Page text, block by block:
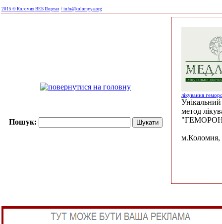
2015 © Коломия ВЕБ Портал / info@kolomyya.org
Пошук:
лікування
Унікальний
метод
м.Коломия,